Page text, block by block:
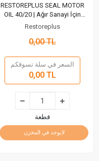
RESTOREPLUS SEAL MOTOR
OIL 40/20 | Ağır Sanayi İçin
Maksimum Koruma ve Üstün
Performans (20 Lt)
Restoreplus
0,00 TL
السعر في سلة تسوقكم
0,00 TL
قطعة
لايوجد في المخزن